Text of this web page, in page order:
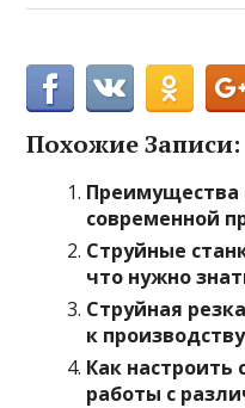
Похожие Записи:
Преимущества
современной
Струйные
что нужно
Струйная
к производству
Как настроить
работы с